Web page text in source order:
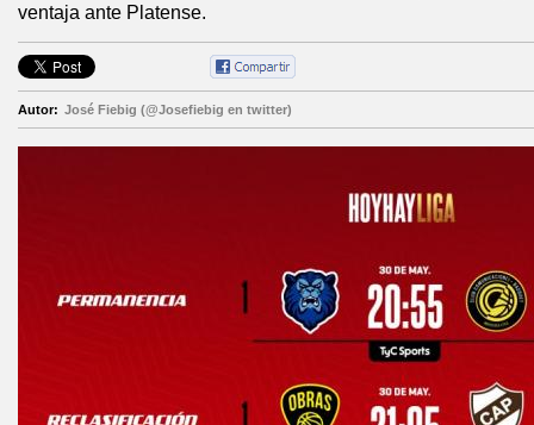
ventaja ante Platense.
Autor: José Fiebig (@Josefiebig en twitter)